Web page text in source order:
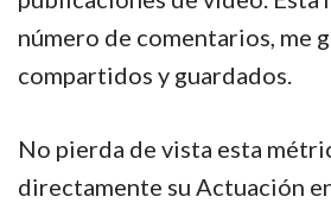
número de comentarios, me
compartidos y guardados.
No pierda de vista esta
directamente su Actuación